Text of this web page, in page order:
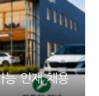
능 인재 채용